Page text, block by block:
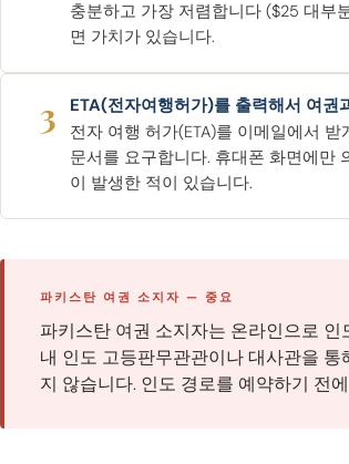
충분하고 가장 저렴합니다 ($25 대부
면 가치가 있습니다.
3 ETA(전자여행허가)를 출력해서 여권
전자 여행 허가(ETA)를 이메일에서
문서를 요구합니다. 휴대폰 화면에만
이 발생한 적이 있습니다.
파키스탄 여권 소지자 — 중요
파키스탄 여권 소지자는 온라인으로
내 인도 고등판무관관이나 대사관을
지 않습니다. 인도 경로를 예약하기 전